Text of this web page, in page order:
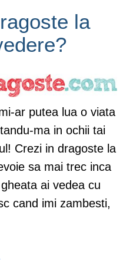
la
ar putea lua o viata
ma in ochii tai
Crezi in dragoste la
sa mai trec inca
ai vedea cu
cand imi zambesti,